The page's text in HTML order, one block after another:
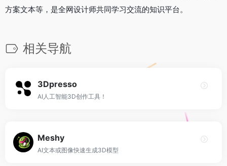
方案文本等，是全网设计师共同学习交流的知识平台。
相关导航
3Dpresso
AI人工智能3D创作工具！
Meshy
AI文本或图像快速生成3D模型